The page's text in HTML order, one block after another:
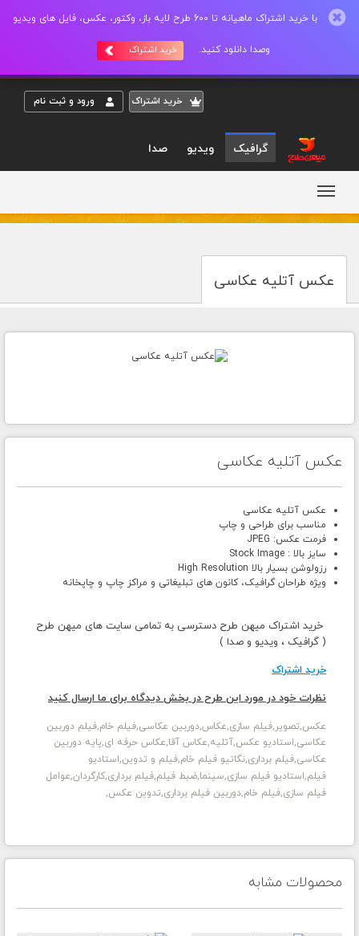
با خرید اشتراک ماهیانه تا 600 طرح لایه باز، وکتور، عکس، فایل های ویدیو
وصدا دانلود کنید. خرید اشتراک
خريد اشتراک ورود و ثبت نام
گرافیک ویدیو صدا
عکس آتلیه عکاسی
عکس آتلیه عکاسی
عکس آتلیه عکاسی
مناسب برای طراحی و چاپ
فرمت عکس: JPEG
سایز بالا : Stock Image
رزولوشن بسیار بالا High Resolution
ویژه طراحان گرافیک، کانون های تبلیغاتی و مراکز چاپ و چاپخانه
خرید اشتراک میهن طرح دسترسی به تمامی سایت های میهن طرح
( گرافیک ، ویدیو و صدا )
خرید اشتراک
نظرات خود در مورد این طرح در بخش دیدگاه برای ما ارسال کنید
عکس,تصویر,فیلم سازی,عکاس,دوربین عکاسی,فیلم خام,فیلم دوربین
عکاسی,استادیو عکس,آتلیه,عکاس آقا,عکاس حرفه ای,پایه دوربین
عکاسی,فیلم برداری,نگاتیو فیلم خام,فیلم و تدوین,استادیو
فیلم,استادیو فیلم سازی,سینما,ضبط فیلم,فیلم برداری,کارگردان,عوامل
فیلم سازی,فیلم خام,دوربین فیلم برداری,تدوین عکس,
محصولات مشابه